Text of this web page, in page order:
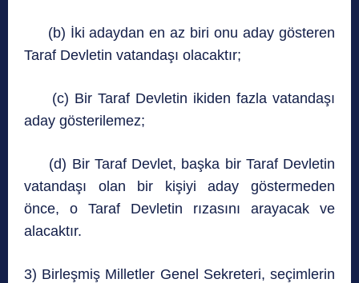
(b) İki adaydan en az biri onu aday gösteren
Taraf Devletin vatandaşı olacaktır;
(c) Bir Taraf Devletin ikiden fazla vatandaşı
aday gösterilemez;
(d) Bir Taraf Devlet, başka bir Taraf Devletin
vatandaşı olan bir kişiyi aday göstermeden
önce, o Taraf Devletin rızasını arayacak ve
alacaktır.
3) Birleşmiş Milletler Genel Sekreteri, seçimlerin